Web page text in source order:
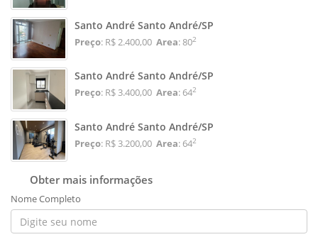
Santo André Santo André/SP
Preço: R$ 2.400,00 Area: 802
Santo André Santo André/SP
Preço: R$ 3.400,00 Area: 642
Santo André Santo André/SP
Preço: R$ 3.200,00 Area: 642
Obter mais informações
Nome Completo